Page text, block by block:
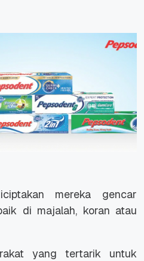
mereka gencar
di majalah, koran atau
yang tertarik untuk